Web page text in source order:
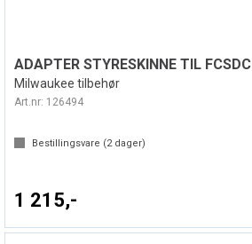
ADAPTER STYRESKINNE TIL FCSDC
Milwaukee tilbehør
Art.nr: 126494
Bestillingsvare (2dager)
1 215,-